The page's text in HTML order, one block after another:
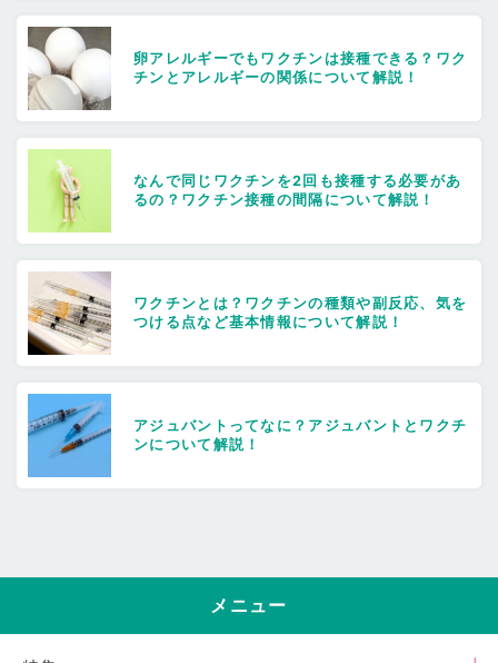
卵アレルギーでもワクチンは接種できる？ワク
チンとアレルギーの関係について解説！
なんで同じワクチンを2回も接種する必要があ
るの？ワクチン接種の間隔について解説！
ワクチンとは？ワクチンの種類や副反応、気を
つける点など基本情報について解説！
アジュバントってなに？アジュバントとワクチ
ンについて解説！
メニュー